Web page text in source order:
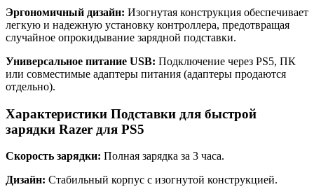
Эргономичный дизайн: Изогнутая конструкция обеспечивает
легкую и надежную установку контроллера, предотвращая
случайное опрокидывание зарядной подставки.
Универсальное питание USB: Подключение через PS5, ПК
или совместимые адаптеры питания (адаптеры продаются
отдельно).
Характеристики Подставки для быстрой
зарядки Razer для PS5
Скорость зарядки: Полная зарядка за 3 часа.
Дизайн: Стабильный корпус с изогнутой конструкцией.